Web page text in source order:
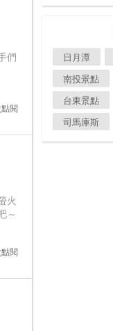
們
閱
火
～
閱
日月潭
南投景點
台東景點
司馬庫斯